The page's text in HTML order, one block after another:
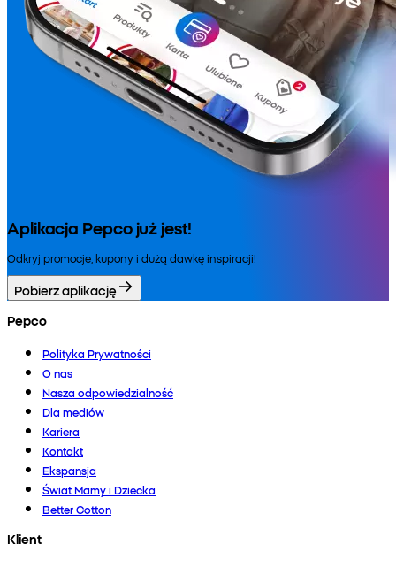
Aplikacja Pepco już jest!
Odkryj promocje, kupony i dużą dawkę inspiracji!
Pobierz aplikację
Pepco
Polityka Prywatności
O nas
Nasza odpowiedzialność
Dla mediów
Kariera
Kontakt
Ekspansja
Świat Mamy i Dziecka
Better Cotton
Klient